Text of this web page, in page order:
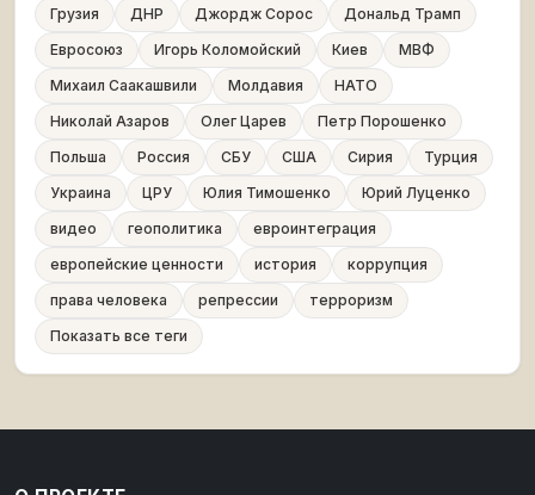
Грузия
ДНР Джордж Сорос
Дональд Трамп
Евросоюз
Игорь Коломойский Киев
МВФ
Михаил Саакашвили
Молдавия
НАТО
Николай Азаров
Олег Царев
Петр Порошенко
Польша
Россия СБУ США Сирия
Турция
Украина
ЦРУ Юлия Тимошенко
Юрий Луценко
видео
геополитика
евроинтеграция
европейские ценности
история
коррупция
права человека
репрессии
терроризм
Показать все теги